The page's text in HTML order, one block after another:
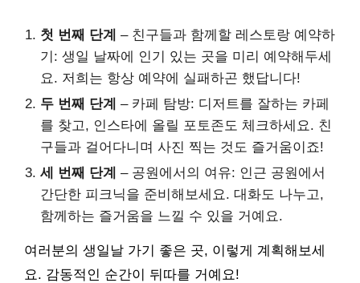
첫 번째 단계 – 친구들과 함께할 레스토랑 예약하
기: 생일 날짜에 인기 있는 곳을 미리 예약해두세
요. 저희는 항상 예약에 실패하곤 했답니다!
두 번째 단계 – 카페 탐방: 디저트를 잘하는 카페
를 찾고, 인스타에 올릴 포토존도 체크하세요. 친
구들과 걸어다니며 사진 찍는 것도 즐거움이죠!
세 번째 단계 – 공원에서의 여유: 인근 공원에서
간단한 피크닉을 준비해보세요. 대화도 나누고,
함께하는 즐거움을 느낄 수 있을 거예요.
여러분의 생일날 가기 좋은 곳, 이렇게 계획해보세
요. 감동적인 순간이 뒤따를 거예요!